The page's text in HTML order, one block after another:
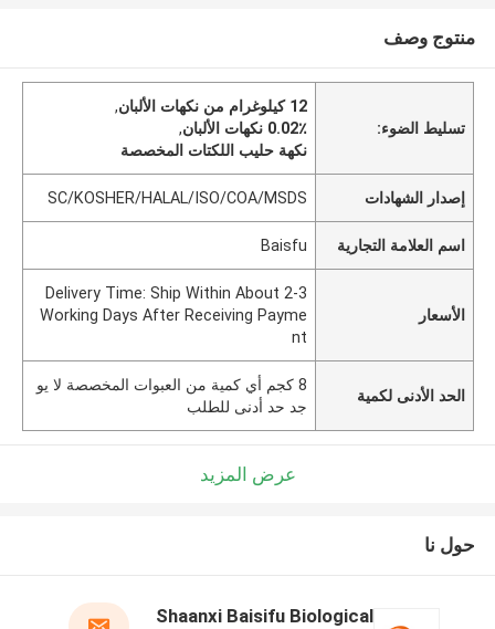
منتوج وصف
تسليط الضوء:
12 كيلوغرام من نكهات الألبان
,
0.02٪ نكهات الألبان
,
نكهة حليب اللكتات المخصصة
إصدار الشهادات SC/KOSHER/HALAL/ISO/COA/MSDS
اسم العلامة التجارية Baisfu
الأسعار
Delivery Time: Ship Within About 2-3
Working Days After Receiving Payme
nt
الحد الأدنى لكمية
8 كجم أي كمية من العبوات المخصصة لا يو
جد حد أدنى للطلب
عرض المزيد
حول نا
Shaanxi Baisifu Biological